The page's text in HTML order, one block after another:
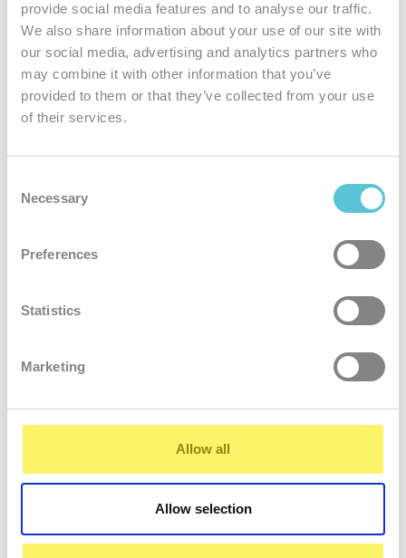
provide social media features and to analyse our traffic.
We also share information about your use of our site with
our social media, advertising and analytics partners who
may combine it with other information that you’ve
provided to them or that they’ve collected from your use
of their services.
Selection
Necessary
Preferences
Statistics
Marketing
Allow all
Allow selection
Naši kvalifikovaní administrátori rýchlo a ochotne vyriešia akýkoľvek